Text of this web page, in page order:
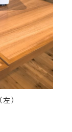
）